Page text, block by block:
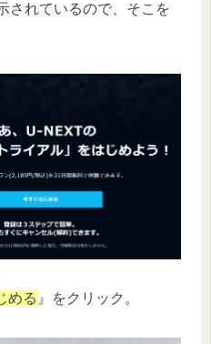
されているので、そこを
める 』をクリック。